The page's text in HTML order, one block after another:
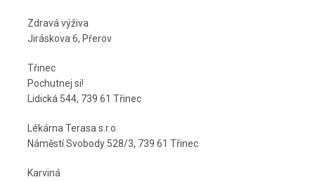
Zdravá výživa
Jiráskova 6, Přerov
Třinec
Pochutnej si!
Lidická 544, 739 61 Třinec
Lékárna Terasa s.r.o.
Náměstí Svobody 528/3, 739 61 Třinec
Karviná